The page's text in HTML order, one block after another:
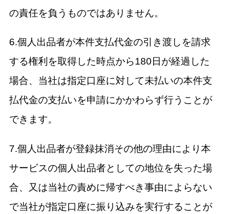
の責任を負うものではありません。
6.個人出品者が本件支払代金の引き渡しを請求
する権利を取得した時点から180日が経過した
場合、当社は指定口座に対して未払いの本件支
払代金の支払いを申請にかかわらず行うことが
できます。
7.個人出品者が登録抹消その他の理由により本
サービスの個人出品者としての地位を失った場
合、又は当社の責めに帰すべき事由によらない
で当社が指定口座に振り込みを実行することが